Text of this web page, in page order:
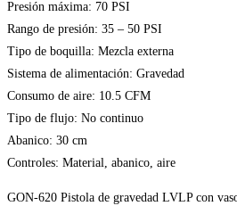
Presión máxima: 70 PSI
Rango de presión: 35 – 50 PSI
Tipo de boquilla: Mezcla externa
Sistema de alimentación: Gravedad
Consumo de aire: 10.5 CFM
Tipo de flujo: No continuo
Abanico: 30 cm
Controles: Material, abanico, aire
GON-620 Pistola de gravedad LVLP con